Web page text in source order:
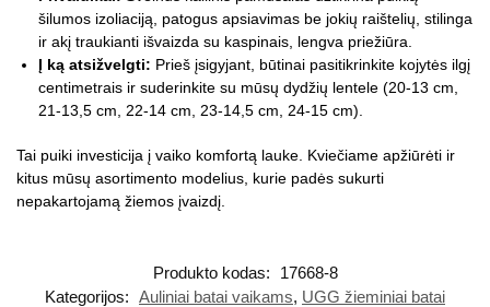
šilumos izoliaciją, patogus apsiavimas be jokių raištelių, stilinga
ir akį traukianti išvaizda su kaspinais, lengva priežiūra.
Į ką atsižvelgti: Prieš įsigyjant, būtinai pasitikrinkite kojytės ilgį
centimetrais ir suderinkite su mūsų dydžių lentele (20-13 cm,
21-13,5 cm, 22-14 cm, 23-14,5 cm, 24-15 cm).
Tai puiki investicija į vaiko komfortą lauke. Kviečiame apžiūrėti ir
kitus mūsų asortimento modelius, kurie padės sukurti
nepakartojamą žiemos įvaizdį.
Produkto kodas:
17668-8
Kategorijos: Auliniai batai vaikams, UGG žieminiai batai